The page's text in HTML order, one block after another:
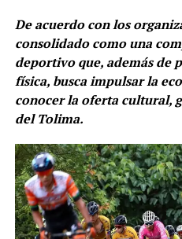
De acuerdo con los
consolidado como una
deportivo que, además de
física, busca impulsar la
conocer la oferta cultural,
del Tolima.